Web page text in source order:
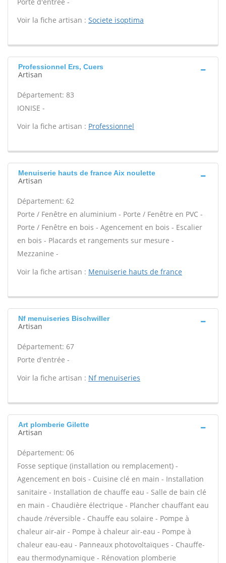
Voir la fiche artisan : Societe isoptima
Professionnel Ers, Cuers
Artisan
Département: 83
IONISE -
Voir la fiche artisan : Professionnel
Menuiserie hauts de france Aix noulette
Artisan
Département: 62
Porte / Fenêtre en aluminium - Porte / Fenêtre en PVC -
Porte / Fenêtre en bois - Agencement en bois - Escalier
en bois - Placards et rangements sur mesure -
Mezzanine -
Voir la fiche artisan : Menuiserie hauts de france
Nf menuiseries Bischwiller
Artisan
Département: 67
Porte d'entrée -
Voir la fiche artisan : Nf menuiseries
Art plomberie Gilette
Artisan
Département: 06
Fosse septique (installation ou remplacement) -
Agencement en bois - Cuisine clé en main - Installation
sanitaire - Installation de chauffe eau - Salle de bain clé
en main - Chaudière électrique - Plancher chauffant eau
chaude /réversible - Chauffe eau solaire - Pompe à
chaleur air-air - Pompe à chaleur air-eau - Pompe à
chaleur eau-eau - Panneaux photovoltaïques - Chauffe-
eau thermodynamique - Rénovation plomberie